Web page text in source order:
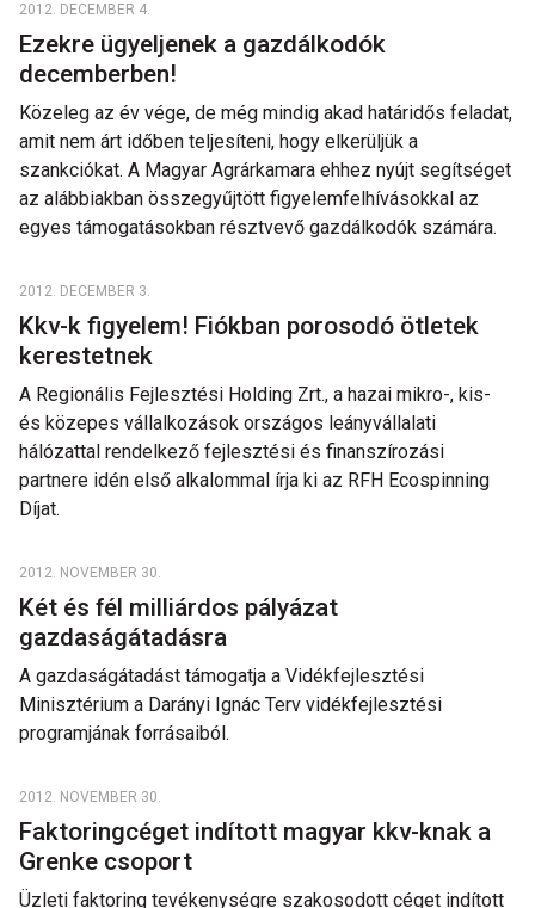
2012. DECEMBER 4.
Ezekre ügyeljenek a gazdálkodók
decemberben!
Közeleg az év vége, de még mindig akad határidős feladat,
amit nem árt időben teljesíteni, hogy elkerüljük a
szankciókat. A Magyar Agrárkamara ehhez nyújt segítséget
az alábbiakban összegyűjtött figyelemfelhívásokkal az
egyes támogatásokban résztvevő gazdálkodók számára.
2012. DECEMBER 3.
Kkv-k figyelem! Fiókban porosodó ötletek
kerestetnek
A Regionális Fejlesztési Holding Zrt., a hazai mikro-, kis-
és közepes vállalkozások országos leányvállalati
hálózattal rendelkező fejlesztési és finanszírozási
partnere idén első alkalommal írja ki az RFH Ecospinning
Díjat.
2012. NOVEMBER 30.
Két és fél milliárdos pályázat
gazdaságátadásra
A gazdaságátadást támogatja a Vidékfejlesztési
Minisztérium a Darányi Ignác Terv vidékfejlesztési
programjának forrásaiból.
2012. NOVEMBER 30.
Faktoringcéget indított magyar kkv-knak a
Grenke csoport
Üzleti faktoring tevékenységre szakosodott céget indított